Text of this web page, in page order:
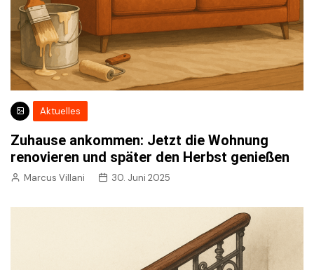
Aktuelles
Zuhause ankommen: Jetzt die Wohnung
renovieren und später den Herbst genießen
Marcus Villani 30. Juni 2025